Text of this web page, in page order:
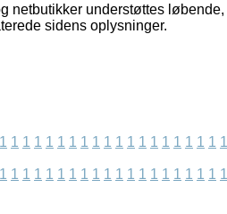
netbutikker understøttes
sidens oplysninger.
1 1 1 1 1 1 1 1 1 1 1 1 1 1 1 1 1 1 1 1
1 1 1 1 1 1 1 1 1 1 1 1 1 1 1 1 1 1 1 1